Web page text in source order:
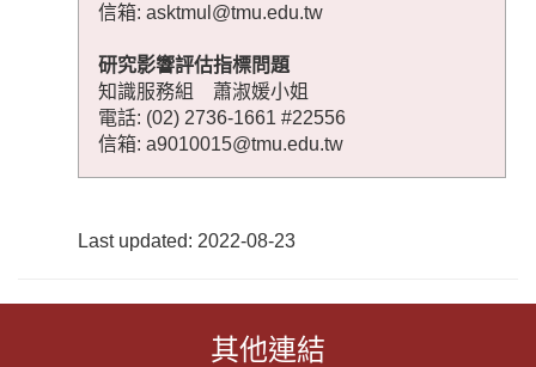
信箱: asktmul@tmu.edu.tw
研究影響評估指標問題
知識服務組 蕭淑媛小姐
電話: (02) 2736-1661 #22556
信箱: a9010015@tmu.edu.tw
Last updated: 2022-08-23
其他連結